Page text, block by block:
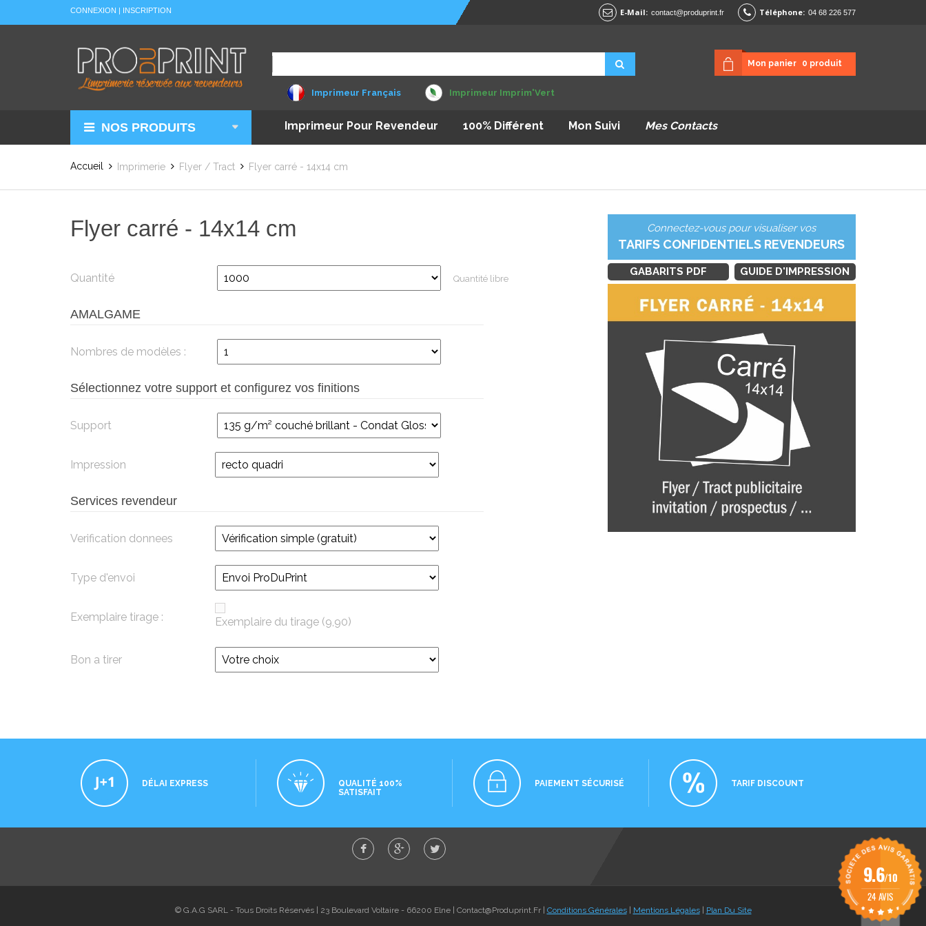
CONNEXION | INSCRIPTION E-Mail: contact@produprint.fr Téléphone: 04 68 226 577
Mon panier 0 produit
Imprimeur Français Imprimeur Imprim'Vert
NOS PRODUITS Imprimeur Pour Revendeur 100% Différent Mon Suivi Mes Contacts
Accueil Imprimerie Flyer / Tract Flyer carré - 14x14 cm
Flyer carré - 14x14 cm
Quantité Quantité libre
AMALGAME
Nombres de modèles :
Sélectionnez votre support et configurez vos finitions
Support
Impression
Services revendeur
Verification donnees
Type d'envoi
Exemplaire tirage : Exemplaire du tirage (9,90)
Bon a tirer
Connectez-vous pour visualiser vos
TARIFS CONFIDENTIELS REVENDEURS
GABARITS PDF GUIDE D'IMPRESSION
DÉLAI EXPRESS
QUALITÉ 100%
SATISFAIT
PAIEMENT SÉCURISÉ TARIF DISCOUNT
© G.A.G SARL - Tous Droits Réservés | 23 Boulevard Voltaire- 66200 Elne | Contact@produprint.fr | Conditions Générales| Mentions Légales| Plan Du Site
9.6/10
24 AVIS